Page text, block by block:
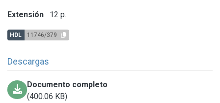
Extensión 12 p.
HDL 11746/379
Descargas
Documento completo
(400.06 KB)